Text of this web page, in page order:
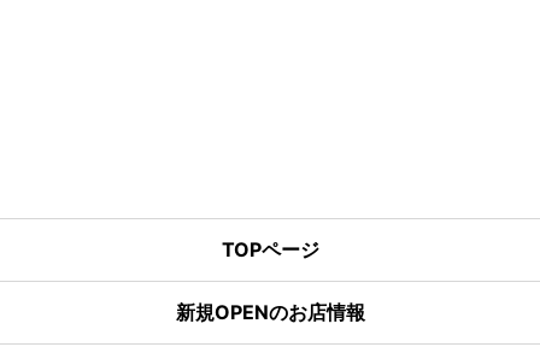
TOPページ
新規OPENのお店情報